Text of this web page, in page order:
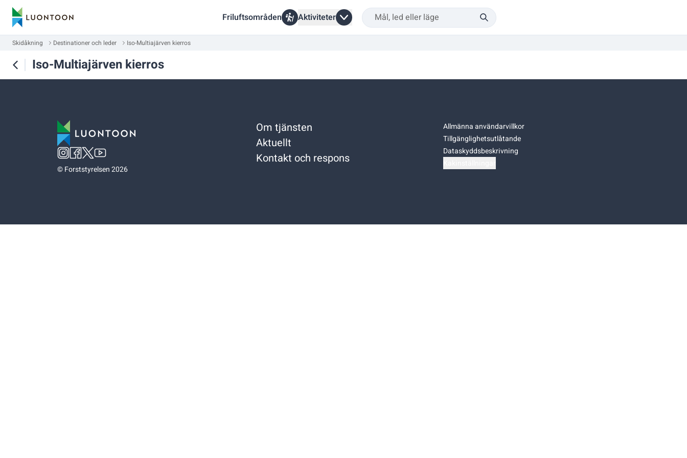
Friluftsområden Aktiviteter
Skidåkning Destinationer och leder Iso-Multiajärven kierros
Iso-Multiajärven kierros
©Forststyrelsen 2026
Om tjänsten
Aktuellt
Kontakt och respons
Allmänna användarvillkor
Tillgänglighetsutlåtande
Dataskyddsbeskrivning